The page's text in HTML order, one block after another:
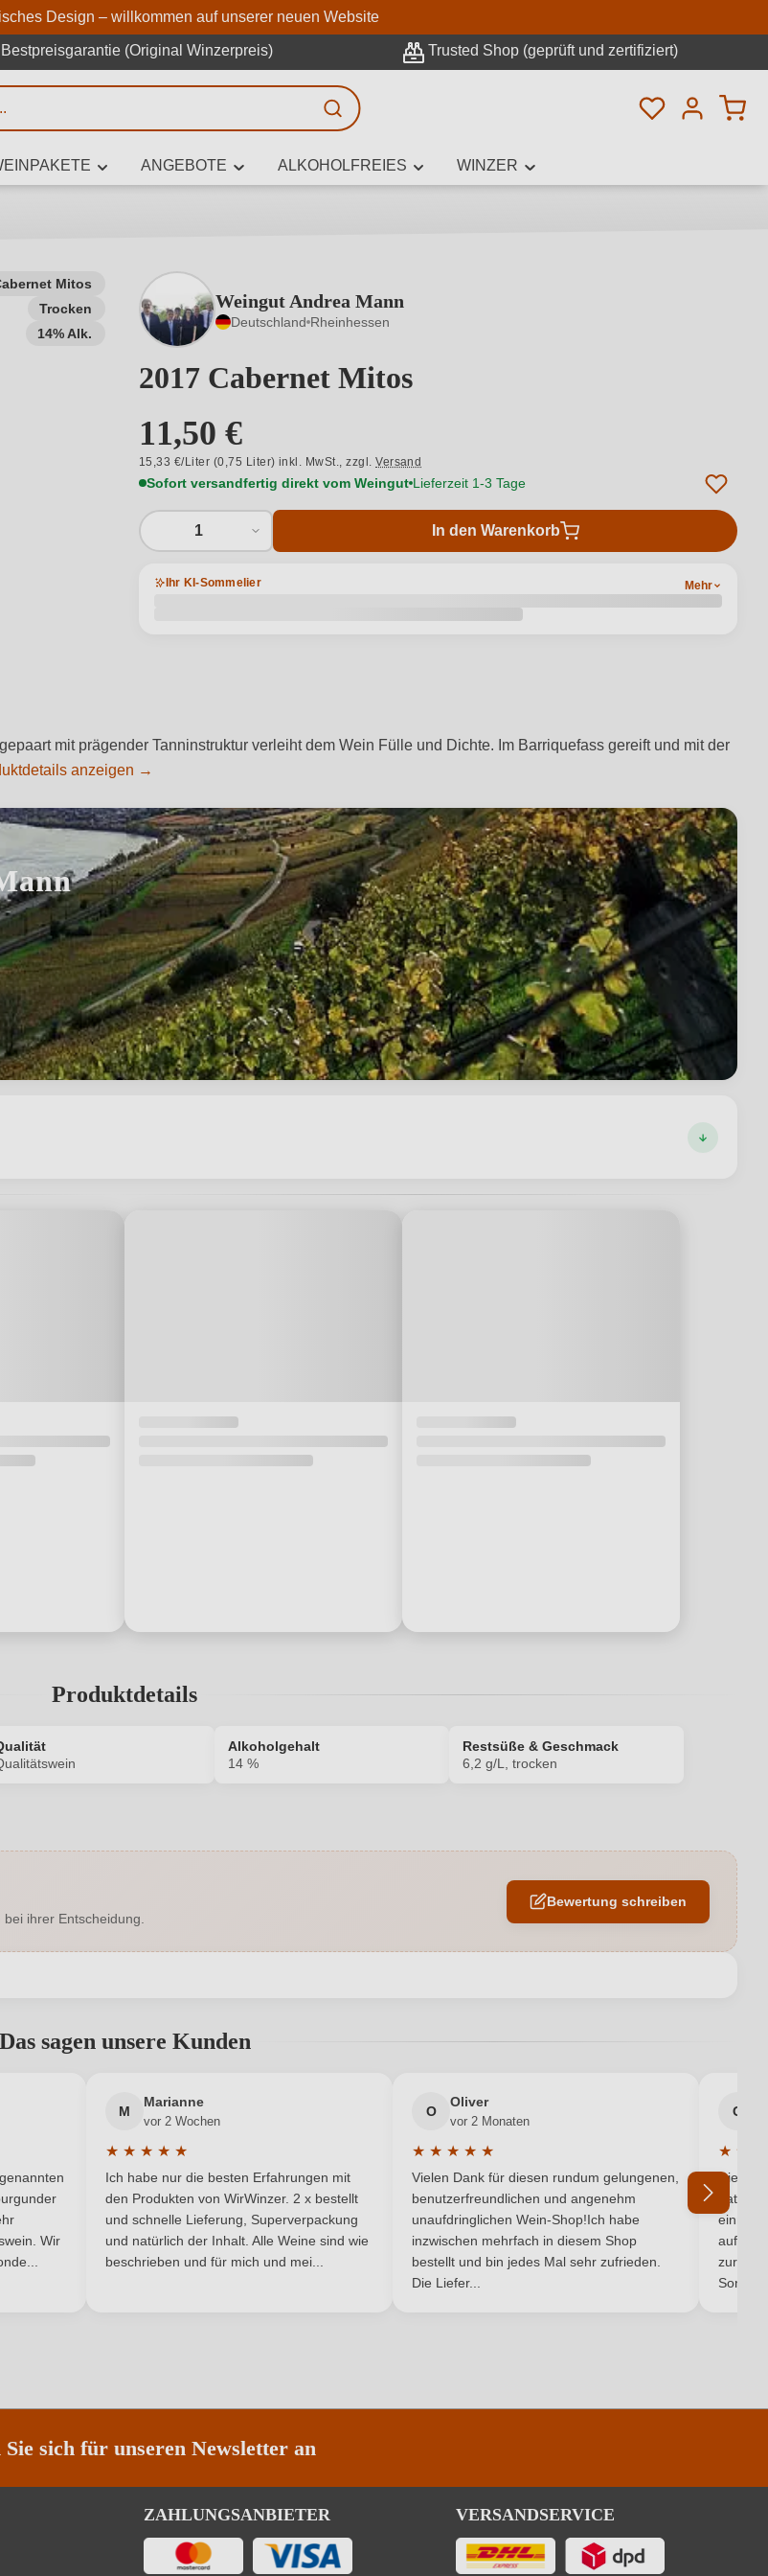
Zum Hauptinhalt springen
Zur Suche springen
Zur Hauptnavigation springen
Design – willkommen auf unserer neuen Website
Bestpreisgarantie (Original Winzerpreis) Trusted Shop (geprüft und zertifiziert)
Du hast 0
ANGEBOTE ALKOHOLFREIES WINZER
Mitos
Trocken
14% Alk.
Weingut Andrea Mann
Deutschland Rheinhessen
2017 Cabernet Mitos
11,50 €
15,33 €/Liter (0,75 Liter) inkl. MwSt.,zzgl.Versand
Sofort versandfertig direkt vom Weingut Lieferzeit 1-3 Tage
1 In den Warenkorb
Ihr KI-Sommelier Mehr
mit prägender Tanninstruktur verleiht dem Wein Fülle und Dichte. Im Barriquefass gereift und mit der
anzeigen →
Produktdetails
Alkoholgehalt
14 %
Restsüße & Geschmack
6,2 g/L, trocken
Barrique
Andrea Mann
Restzucker in g/L 6,2 g/L
Traubenfarbe Rot
Weinart Rotwein
ihrer Entscheidung.
Bewertung schreiben
Ich habe mein Passwort vergessen
Das sagen unsere Kunden
5 von 5 Sternen
Wir
M
Marianne
vor 2 Wochen
★ ★ ★ ★ ★
Durchschnittliche Bewertung von 5 von 5 Sternen
Ich habe nur die besten Erfahrungen mit
den Produkten von WirWinzer. 2 x bestellt
und schnelle Lieferung, Superverpackung
und natürlich der Inhalt. Alle Weine sind wie
beschrieben und für mich und mei...
O
Oliver
vor 2 Monaten
★ ★ ★ ★ ★
Durchschnittliche Bewertung von 5 von 5 Sternen
Vielen Dank für diesen rundum gelungenen,
benutzerfreundlichen und angenehm
unaufdringlichen Wein-Shop!Ich habe
inzwischen mehrfach in diesem Shop
bestellt und bin jedes Mal sehr zufrieden.
Die Liefer...
G
★ ★
Die
hat
einmal
auf
zurück
Son...
sich für unseren Newsletter an
ZAHLUNGSANBIETER VERSANDSERVICE
Erweiterte Suche
Wein Sie suchen – ob nach Geschmack, Anlass, Weinnamen,
Region, Winzer oder anderen Kriterien.